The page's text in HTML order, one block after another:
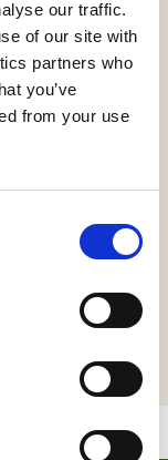
our traffic.
of our site with
partners who
you’ve
from your use